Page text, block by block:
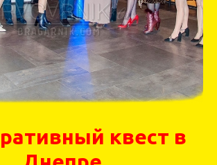
квест в